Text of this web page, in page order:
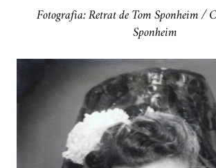
Fotografia: Retrat de Tom Sponheim /
Sponheim